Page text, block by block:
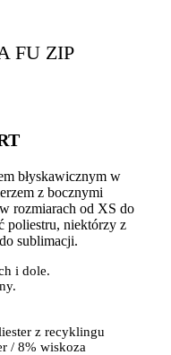
FU ZIP
błyskawicznym w
z bocznymi
rozmiarach od XS do
poliestru, niektórzy z
sublimacji.
i dole.
z recyklingu
/ 8% wiskoza